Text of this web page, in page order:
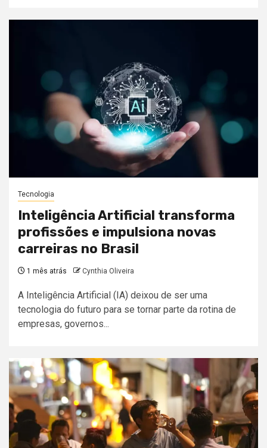
Tecnologia
Inteligência Artificial transforma
profissões e impulsiona novas
carreiras no Brasil
1 mês atrás Cynthia Oliveira
A Inteligência Artificial (IA) deixou de ser uma
tecnologia do futuro para se tornar parte da rotina de
empresas, governos...